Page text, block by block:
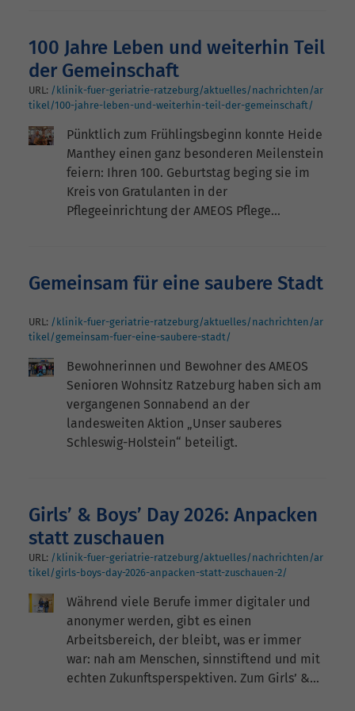
100 Jahre Leben und weiterhin Teil
der Gemeinschaft
URL: /klinik-fuer-geriatrie-ratzeburg/aktuelles/nachrichten/ar
tikel/100-jahre-leben-und-weiterhin-teil-der-gemeinschaft/
Pünktlich zum Frühlingsbeginn konnte Heide
Manthey einen ganz besonderen Meilenstein
feiern: Ihren 100. Geburtstag beging sie im
Kreis von Gratulanten in der
Pflegeeinrichtung der AMEOS Pflege…
Gemeinsam für eine saubere Stadt
URL: /klinik-fuer-geriatrie-ratzeburg/aktuelles/nachrichten/ar
tikel/gemeinsam-fuer-eine-saubere-stadt/
Bewohnerinnen und Bewohner des AMEOS
Senioren Wohnsitz Ratzeburg haben sich am
vergangenen Sonnabend an der
landesweiten Aktion „Unser sauberes
Schleswig-Holstein“ beteiligt.
Girls’ & Boys’ Day 2026: Anpacken
statt zuschauen
URL: /klinik-fuer-geriatrie-ratzeburg/aktuelles/nachrichten/ar
tikel/girls-boys-day-2026-anpacken-statt-zuschauen-2/
Während viele Berufe immer digitaler und
anonymer werden, gibt es einen
Arbeitsbereich, der bleibt, was er immer
war: nah am Menschen, sinnstiftend und mit
echten Zukunftsperspektiven. Zum Girls’ &…